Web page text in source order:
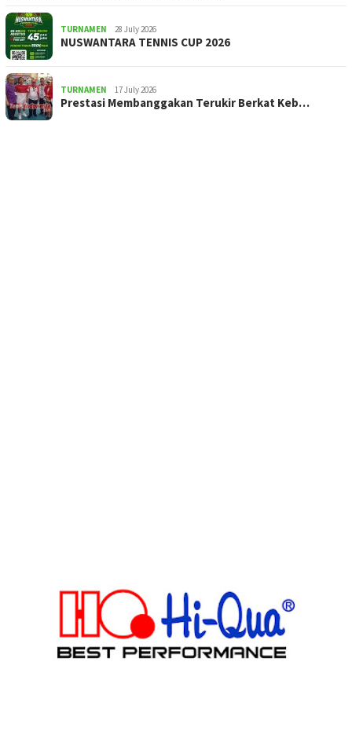
TURNAMEN 28 July 2026
NUSWANTARA TENNIS CUP 2026
TURNAMEN 17 July 2026
Prestasi Membanggakan Terukir Berkat Keb…